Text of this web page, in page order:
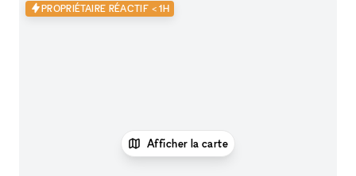
PROPRIÉTAIRE RÉACTIF < 1H
Afficher la carte